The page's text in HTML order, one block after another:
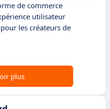
de commerce
utilisateur
les créateurs de
plus